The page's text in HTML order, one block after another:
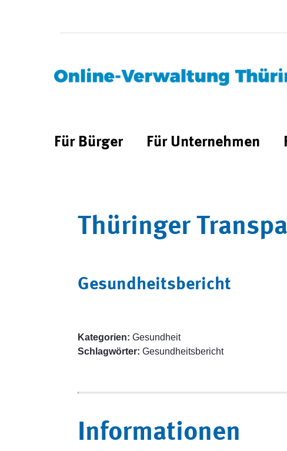
Für Bürger Für Unternehmen
Thüringer
Gesundheitsbericht
Kategorien: Gesundheit
Schlagwörter: Gesundheitsbericht
Informationen